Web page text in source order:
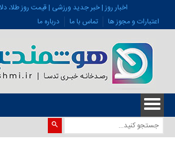
اخبار روز | خبر جدید ورزشی | قیمت روز طلا،
اعتبارات و مجوز ها
تماس با ما درباره ما